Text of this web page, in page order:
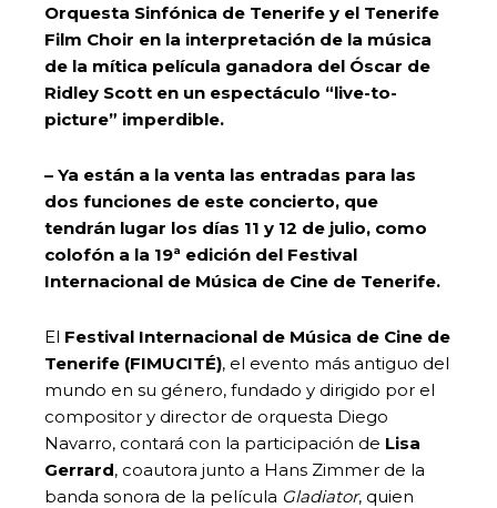
Orquesta Sinfónica de Tenerife y el Tenerife
Film Choir en la interpretación de la música
de la mítica película ganadora del Óscar de
Ridley Scott en un espectáculo “live-to-
picture” imperdible.
– Ya están a la venta las entradas para las
dos funciones de este concierto, que
tendrán lugar los días 11 y 12 de julio, como
colofón a la 19ª edición del Festival
Internacional de Música de Cine de Tenerife.
El Festival Internacional de Música de Cine de
Tenerife (FIMUCITÉ), el evento más antiguo del
mundo en su género, fundado y dirigido por el
compositor y director de orquesta Diego
Navarro, contará con la participación de Lisa
Gerrard, coautora junto a Hans Zimmer de la
banda sonora de la película Gladiator, quien